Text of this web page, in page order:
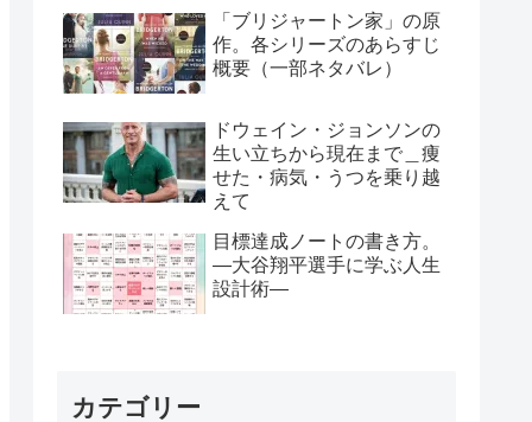
「ブリジャートン家」の原
作。各シリーズのあらすじ
概要（一部ネタバレ）
ドウェイン・ジョンソンの
生い立ちから現在まで＿痩
せた・病気・うつを乗り越
えて
目標達成ノートの書き方。
―大谷翔平選手に学ぶ人生
設計術―
カテゴリー